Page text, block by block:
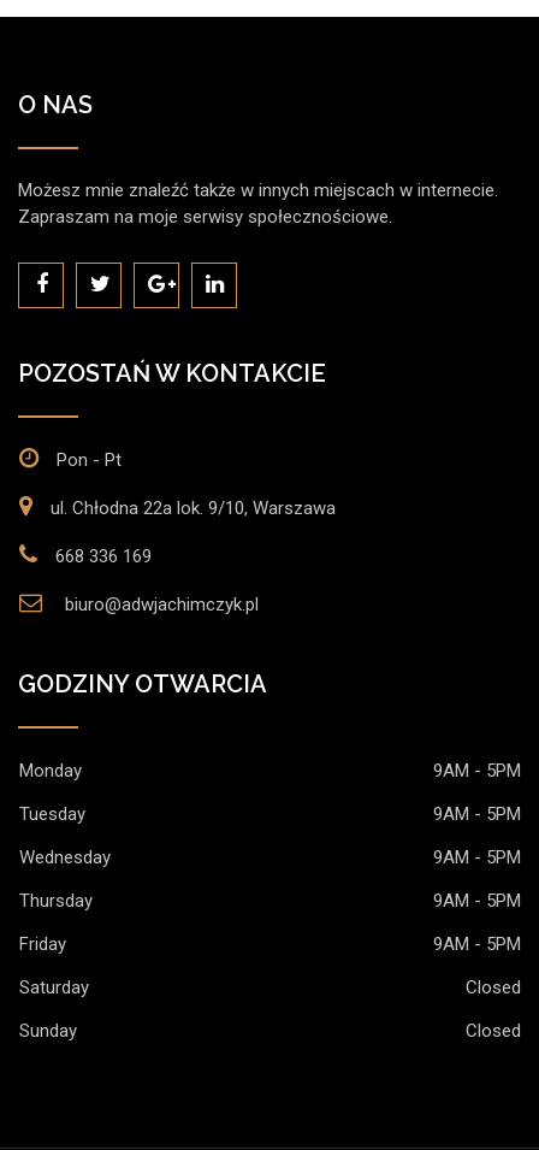
O NAS
Możesz mnie znaleźć także w innych miejscach w internecie.
Zapraszam na moje serwisy społecznościowe.
POZOSTAŃ W KONTAKCIE
Pon - Pt
ul. Chłodna 22a lok. 9/10, Warszawa
668 336 169
biuro@adwjachimczyk.pl
GODZINY OTWARCIA
Monday
9AM - 5PM
Tuesday
9AM - 5PM
Wednesday
9AM - 5PM
Thursday
9AM - 5PM
Friday
9AM - 5PM
Saturday
Closed
Sunday
Closed